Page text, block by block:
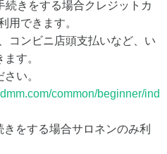
続きをする場合クレジットカ
用できます。
コンビニ店頭支払いなど、い
す。
い。
common/beginner/ind
きをする場合サロネンのみ利